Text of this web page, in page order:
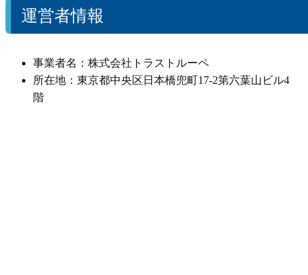
運営者情報
事業者名：株式会社トラストルーペ
所在地：東京都中央区日本橋兜町17-2第六葉山ビル4